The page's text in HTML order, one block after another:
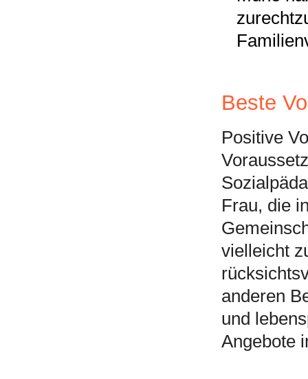
Beste
Positive
Frau, die
vielleicht
anderen
und
Angebote